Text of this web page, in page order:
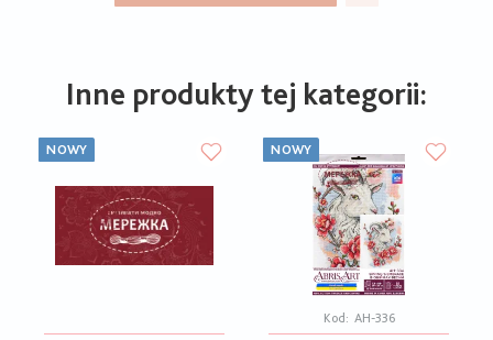
Inne produkty tej kategorii:
NOWY NOWY
Kod: АН-336